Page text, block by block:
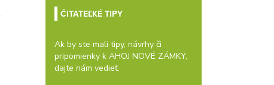
ČITATEĽKÉ TIPY
Ak by ste mali tipy, návrhy či
pripomienky k AHOJ NOVÉ ZÁMKY,
dajte nám vedieť.